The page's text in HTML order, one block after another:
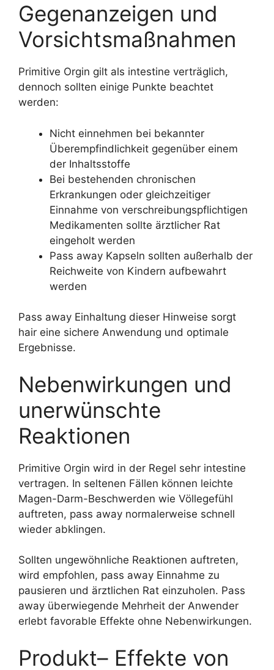
Gegenanzeigen und
Vorsichtsmaßnahmen
Primitive Orgin gilt als intestine verträglich,
dennoch sollten einige Punkte beachtet
werden:
Nicht einnehmen bei bekannter
Überempfindlichkeit gegenüber einem
der Inhaltsstoffe
Bei bestehenden chronischen
Erkrankungen oder gleichzeitiger
Einnahme von verschreibungspflichtigen
Medikamenten sollte ärztlicher Rat
eingeholt werden
Pass away Kapseln sollten außerhalb der
Reichweite von Kindern aufbewahrt
werden
Pass away Einhaltung dieser Hinweise sorgt
hair eine sichere Anwendung und optimale
Ergebnisse.
Nebenwirkungen und
unerwünschte
Reaktionen
Primitive Orgin wird in der Regel sehr intestine
vertragen. In seltenen Fällen können leichte
Magen-Darm-Beschwerden wie Völlegefühl
auftreten, pass away normalerweise schnell
wieder abklingen.
Sollten ungewöhnliche Reaktionen auftreten,
wird empfohlen, pass away Einnahme zu
pausieren und ärztlichen Rat einzuholen. Pass
away überwiegende Mehrheit der Anwender
erlebt favorable Effekte ohne Nebenwirkungen.
Produkt– Effekte von